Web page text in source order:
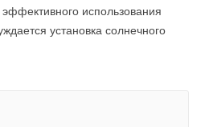
эффективного использования
установка солнечного